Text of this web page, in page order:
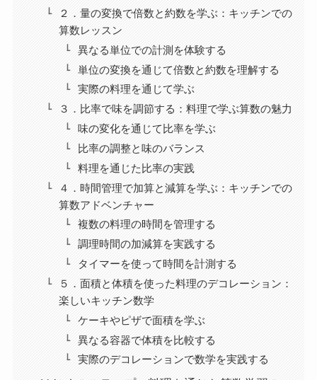
２．量の変換で倍数と約数を学ぶ：キッチンでの
算数レッスン
異なる単位での計測を体験する
単位の変換を通じて倍数と約数を理解する
実際の料理を通じて学ぶ
３．比率で味を調節する：料理で学ぶ算数の魅力
味の変化を通じて比率を学ぶ
比率の調整と味のバランス
料理を通じた比率の実践
４．時間管理で加算と減算を学ぶ：キッチンでの
算数アドベンチャー
複数の料理の時間を管理する
調理時間の加減算を実践する
タイマーを使って時間を計測する
５．面積と体積を使った料理のデコレーション：
楽しいキッチン数学
ケーキやピザで面積を学ぶ
異なる容器で体積を比較する
実際のデコレーションで数学を実践する